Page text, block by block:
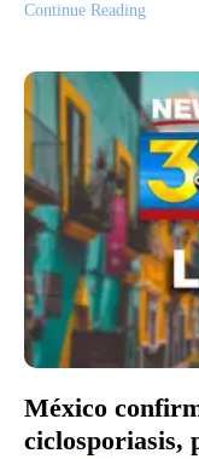
Continue Reading
México
ciclosporiasis,